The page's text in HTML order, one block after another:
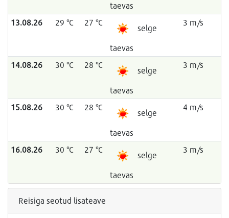
taevas
13.08.26 29 °C 27 °C
selge
taevas
3 m/s
14.08.26 30 °C 28 °C
selge
taevas
3 m/s
15.08.26 30 °C 28 °C
selge
taevas
4 m/s
16.08.26 30 °C 27 °C
selge
taevas
3 m/s
Reisiga seotud lisateave